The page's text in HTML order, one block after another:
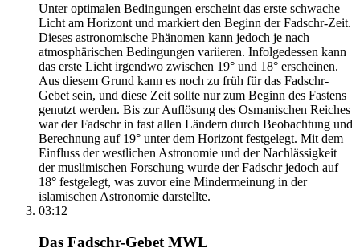
Unter optimalen Bedingungen erscheint das erste schwache
Licht am Horizont und markiert den Beginn der Fadschr-Zeit.
Dieses astronomische Phänomen kann jedoch je nach
atmosphärischen Bedingungen variieren. Infolgedessen kann
das erste Licht irgendwo zwischen 19° und 18° erscheinen.
Aus diesem Grund kann es noch zu früh für das Fadschr-
Gebet sein, und diese Zeit sollte nur zum Beginn des Fastens
genutzt werden. Bis zur Auflösung des Osmanischen Reiches
war der Fadschr in fast allen Ländern durch Beobachtung und
Berechnung auf 19° unter dem Horizont festgelegt. Mit dem
Einfluss der westlichen Astronomie und der Nachlässigkeit
der muslimischen Forschung wurde der Fadschr jedoch auf
18° festgelegt, was zuvor eine Mindermeinung in der
islamischen Astronomie darstellte.
03:12
Das Fadschr-Gebet MWL